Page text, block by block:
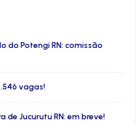
do Potengi RN: comissão
vagas!
de Jucurutu RN: em breve!